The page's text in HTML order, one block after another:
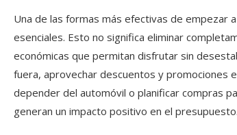
Una de las formas más efectivas de empezar
esenciales. Esto no significa eliminar
económicas que permitan disfrutar sin
fuera, aprovechar descuentos y promociones
depender del automóvil o planificar compras
generan un impacto positivo en el presupuesto.